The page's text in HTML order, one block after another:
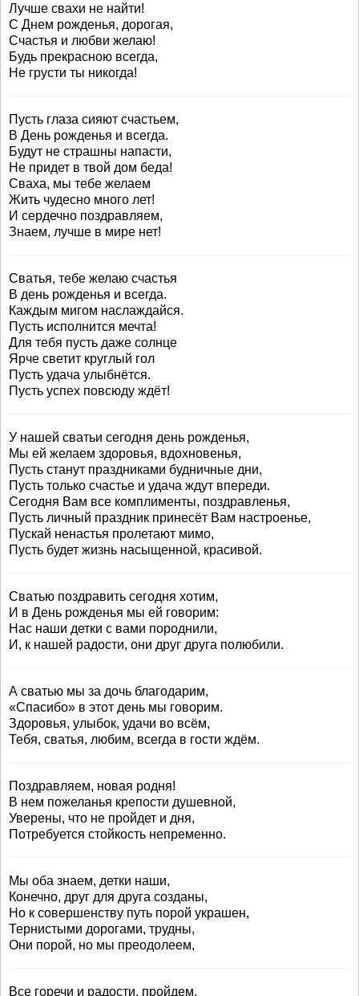
Лучше свахи не найти!
С Днем рожденья, дорогая,
Счастья и любви желаю!
Будь прекрасною всегда,
Не грусти ты никогда!
Пусть глаза сияют счастьем,
В День рожденья и всегда.
Будут не страшны напасти,
Не придет в твой дом беда!
Сваха, мы тебе желаем
Жить чудесно много лет!
И сердечно поздравляем,
Знаем, лучше в мире нет!
Сватья, тебе желаю счастья
В день рожденья и всегда.
Каждым мигом наслаждайся.
Пусть исполнится мечта!
Для тебя пусть даже солнце
Ярче светит круглый гол
Пусть удача улыбнётся.
Пусть успех повсюду ждёт!
У нашей сватьи сегодня день рожденья,
Мы ей желаем здоровья, вдохновенья,
Пусть станут праздниками будничные дни,
Пусть только счастье и удача ждут впереди.
Сегодня Вам все комплименты, поздравленья,
Пусть личный праздник принесёт Вам настроенье,
Пускай ненастья пролетают мимо,
Пусть будет жизнь насыщенной, красивой.
Сватью поздравить сегодня хотим,
И в День рожденья мы ей говорим:
Нас наши детки с вами породнили,
И, к нашей радости, они друг друга полюбили.
А сватью мы за дочь благодарим,
«Спасибо» в этот день мы говорим.
Здоровья, улыбок, удачи во всём,
Тебя, сватья, любим, всегда в гости ждём.
Поздравляем, новая родня!
В нем пожеланья крепости душевной,
Уверены, что не пройдет и дня,
Потребуется стойкость непременно.
Мы оба знаем, детки наши,
Конечно, друг для друга созданы,
Но к совершенству путь порой украшен,
Тернистыми дорогами, трудны,
Они порой, но мы преодолеем,
Все горечи и радости, пройдем,